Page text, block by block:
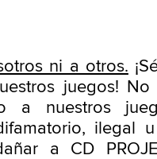
ni a otros.
juegos!
a nuestros
ilegal
a CD